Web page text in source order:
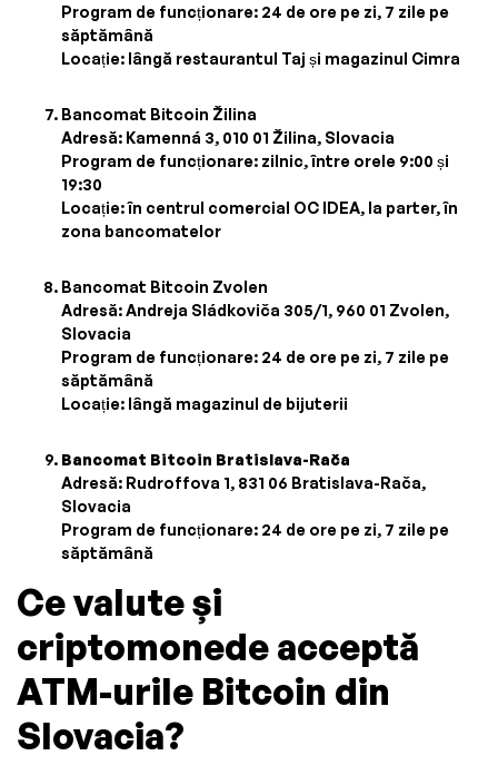
Program de funcționare: 24 de ore pe zi, 7 zile pe
săptămână
Locație: lângă restaurantul Taj și magazinul Cimra
Bancomat Bitcoin Žilina
Adresă: Kamenná 3, 010 01 Žilina, Slovacia
Program de funcționare: zilnic, între orele 9:00 și
19:30
Locație: în centrul comercial OC IDEA, la parter, în
zona bancomatelor
Bancomat Bitcoin Zvolen
Adresă: Andreja Sládkoviča 305/1, 960 01 Zvolen,
Slovacia
Program de funcționare: 24 de ore pe zi, 7 zile pe
săptămână
Locație: lângă magazinul de bijuterii
Bancomat Bitcoin Bratislava-Rača
Adresă: Rudroffova 1, 831 06 Bratislava-Rača,
Slovacia
Program de funcționare: 24 de ore pe zi, 7 zile pe
săptămână
Ce valute și
criptomonede acceptă
ATM-urile Bitcoin din
Slovacia?